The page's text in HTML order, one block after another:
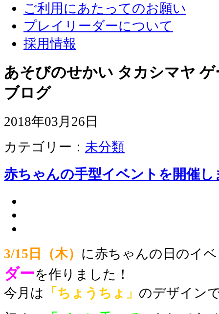
ご利用にあたってのお願い
プレイリーダーについて
採用情報
あそびのせかい タカシマヤ
ブログ
2018年03月26日
カテゴリー： 未分類
赤ちゃんの手型イベントを開催し
3/15日（木） に赤ちゃんの日のイ
ダーを作りました！
今月は 「ちょうちょ」 のデザイン